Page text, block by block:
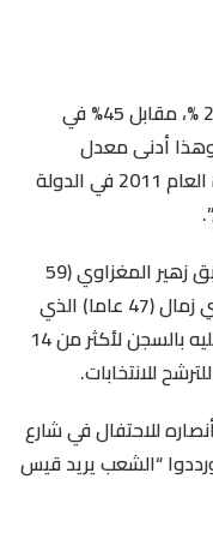
وبلغت نسبة المشاركة حسب اللجنة 28.8 %، مقابل 45% في
الأولى من انتخابات العام 2019. وهذا أدنى معدل
مشاركة في الانتخابات الرئاسية منذ ثورة العام 2011 في الدولة
وتنافس سعيّد (66 عاما) مع النائب السابق زهير المغزاوي (59
عاما)، والمهندس ورجل الأعمال العياشي زمال (47 عاما) الذي
يستثمر في المجال الزراعي والمحكوم عليه بالسجن لأكثر من 14
للانتخابات.
للاحتفال في شارع
“الشعب يريد قيس